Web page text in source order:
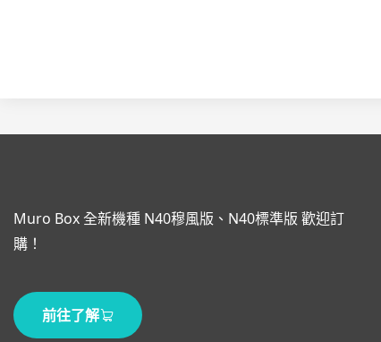
Muro Box 全新機種 N40穆風版、N40標準版 歡迎訂
購！
前往了解